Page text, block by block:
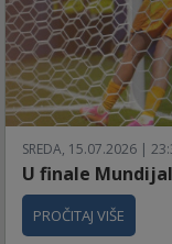
SREDA, 15.07.2026 |
U finale
PROČITAJ VIŠE